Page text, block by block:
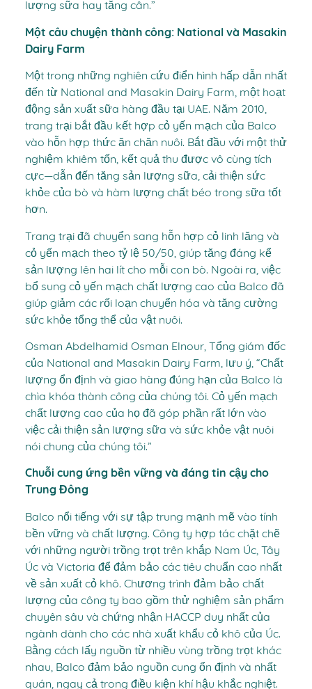
lượng sữa hay tăng cân.”
Một câu chuyện thành công: National và Masakin
Dairy Farm
Một trong những nghiên cứu điển hình hấp dẫn nhất
đến từ National and Masakin Dairy Farm, một hoạt
động sản xuất sữa hàng đầu tại UAE. Năm 2010,
trang trại bắt đầu kết hợp cỏ yến mạch của Balco
vào hỗn hợp thức ăn chăn nuôi. Bắt đầu với một thử
nghiệm khiêm tốn, kết quả thu được vô cùng tích
cực—dẫn đến tăng sản lượng sữa, cải thiện sức
khỏe của bò và hàm lượng chất béo trong sữa tốt
hơn.
Trang trại đã chuyển sang hỗn hợp cỏ linh lăng và
cỏ yến mạch theo tỷ lệ 50/50, giúp tăng đáng kể
sản lượng lên hai lít cho mỗi con bò. Ngoài ra, việc
bổ sung cỏ yến mạch chất lượng cao của Balco đã
giúp giảm các rối loạn chuyển hóa và tăng cường
sức khỏe tổng thể của vật nuôi.
Osman Abdelhamid Osman Elnour, Tổng giám đốc
của National and Masakin Dairy Farm, lưu ý, “Chất
lượng ổn định và giao hàng đúng hạn của Balco là
chìa khóa thành công của chúng tôi. Cỏ yến mạch
chất lượng cao của họ đã góp phần rất lớn vào
việc cải thiện sản lượng sữa và sức khỏe vật nuôi
nói chung của chúng tôi.”
Chuỗi cung ứng bền vững và đáng tin cậy cho
Trung Đông
Balco nổi tiếng với sự tập trung mạnh mẽ vào tính
bền vững và chất lượng. Công ty hợp tác chặt chẽ
với những người trồng trọt trên khắp Nam Úc, Tây
Úc và Victoria để đảm bảo các tiêu chuẩn cao nhất
về sản xuất cỏ khô. Chương trình đảm bảo chất
lượng của công ty bao gồm thử nghiệm sản phẩm
chuyên sâu và chứng nhận HACCP duy nhất của
ngành dành cho các nhà xuất khẩu cỏ khô của Úc.
Bằng cách lấy nguồn từ nhiều vùng trồng trọt khác
nhau, Balco đảm bảo nguồn cung ổn định và nhất
quán, ngay cả trong điều kiện khí hậu khắc nghiệt.